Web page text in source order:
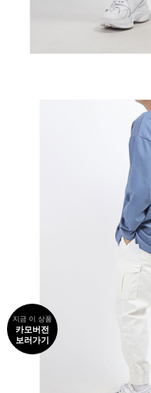
지금 이 상품
카모버전
보러가기